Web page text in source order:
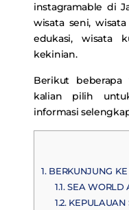
instagramable di
wisata seni,
edukasi, wisata
kekinian.
Berikut
kalian pilih
informasi
1.BERKUNJUNG
1.1.SEA WORLD
1.2.KEPULAUAN